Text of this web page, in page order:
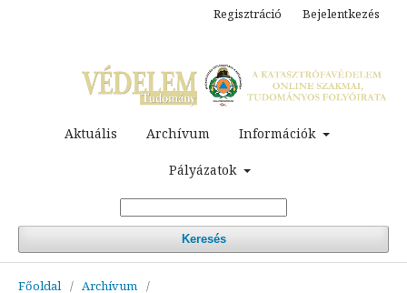
Aktuális Archívum Információk
Pályázatok
Keresés
Regisztráció Bejelentkezés
Főoldal / Archívum
/